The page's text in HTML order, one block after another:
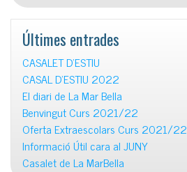
Últimes entrades
CASALET D’ESTIU
CASAL D’ESTIU 2022
El diari de La Mar Bella
Benvingut Curs 2021/22
Oferta Extraescolars Curs 2021/22
Informació Útil cara al JUNY
Casalet de La MarBella